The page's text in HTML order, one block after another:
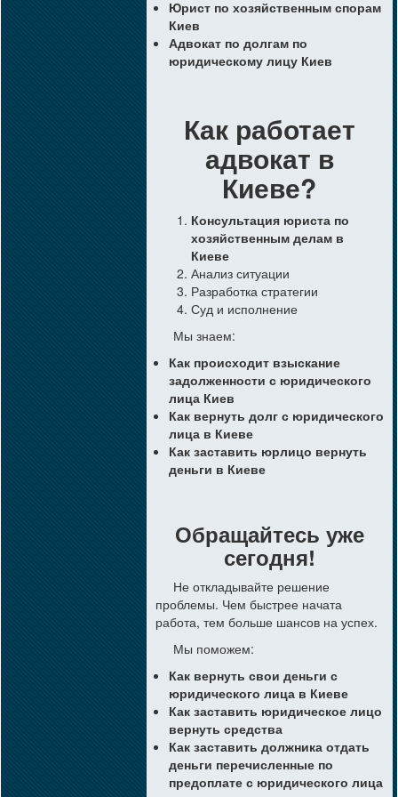
Юрист по хозяйственным спорам
Киев
Адвокат по долгам по
юридическому лицу Киев
Как работает
адвокат в
Киеве?
Консультация юриста по
хозяйственным делам в
Киеве
Анализ ситуации
Разработка стратегии
Суд и исполнение
Мы знаем:
Как происходит взыскание
задолженности с юридического
лица Киев
Как вернуть долг с юридического
лица в Киеве
Как заставить юрлицо вернуть
деньги в Киеве
Обращайтесь уже
сегодня!
Не откладывайте решение
проблемы. Чем быстрее начата
работа, тем больше шансов на успех.
Мы поможем:
Как вернуть свои деньги с
юридического лица в Киеве
Как заставить юридическое лицо
вернуть средства
Как заставить должника отдать
деньги перечисленные по
предоплате с юридического лица